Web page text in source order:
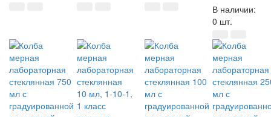
В наличии:
0 шт.